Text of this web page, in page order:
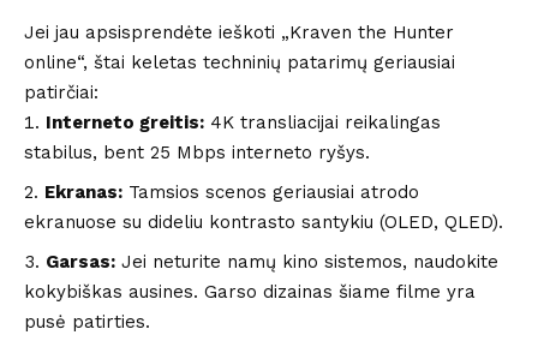
Jei jau apsisprendėte ieškoti „Kraven the Hunter
online“, štai keletas techninių patarimų geriausiai
patirčiai:
Interneto greitis: 4K transliacijai reikalingas
stabilus, bent 25 Mbps interneto ryšys.
Ekranas: Tamsios scenos geriausiai atrodo
ekranuose su dideliu kontrasto santykiu (OLED, QLED).
Garsas: Jei neturite namų kino sistemos, naudokite
kokybiškas ausines. Garso dizainas šiame filme yra
pusė patirties.